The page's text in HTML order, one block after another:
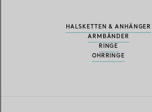
HALSKETTEN & ANHÄNGER
ARMBÄNDER
RINGE
OHRRINGE